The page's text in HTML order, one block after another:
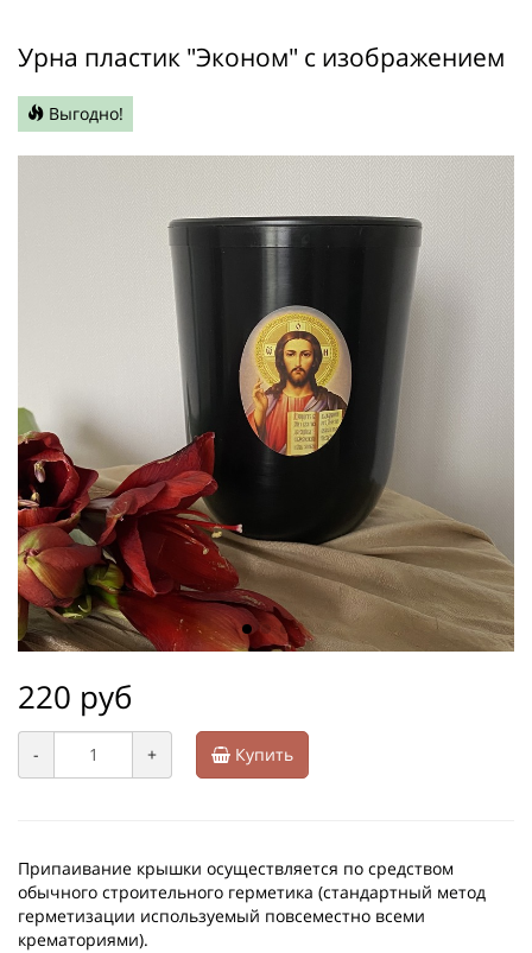
Урна пластик "Эконом" с изображением
Выгодно!
220 руб
- + Купить
Припаивание крышки осуществляется по средством
обычного строительного герметика (стандартный метод
герметизации используемый повсеместно всеми
крематориями).